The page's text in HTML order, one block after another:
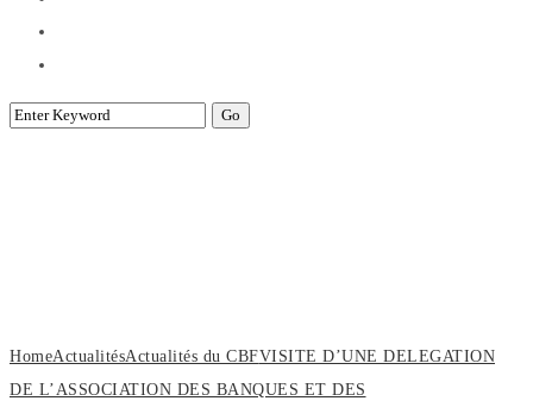
HomeActualitésActualités du CBFVISITE D’UNE DELEGATION
DE L’ASSOCIATION DES BANQUES ET DES